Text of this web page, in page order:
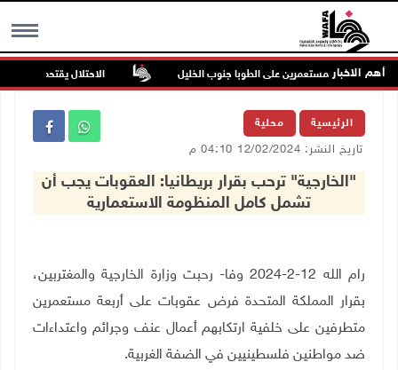
MENU أهم الاخبار
في هجوم للمستعمرين على الطوبا جنوب الخليل الاحتلال يقتحم عورتا
الرئيسية محلية
تاريخ النشر: 12/02/2024 04:10 م
"الخارجية" ترحب بقرار بريطانيا: العقوبات يجب أن
تشمل كامل المنظومة الاستعمارية
رام الله 12-2-2024 وفا- رحبت وزارة الخارجية والمغتربين،
بقرار المملكة المتحدة فرض عقوبات على أربعة مستعمرين
متطرفين على خلفية ارتكابهم أعمال عنف وجرائم واعتداءات
ضد مواطنين فلسطينيين في الضفة الغربية.